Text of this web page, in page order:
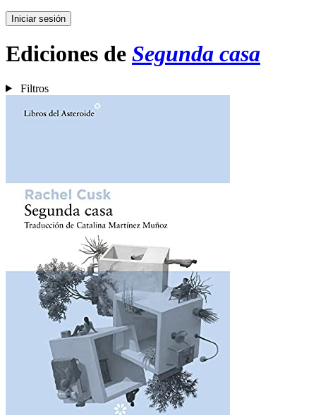
Iniciar sesión
Ediciones de Segunda casa
Filtros